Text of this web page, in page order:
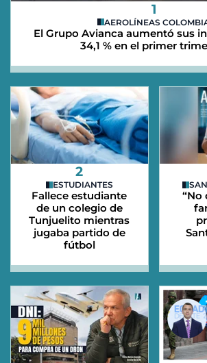
1
AEROLÍNEAS
El Grupo Avianca aumentó sus
34,1 % en el primer
2
ESTUDIANTES
Fallece estudiante
de un colegio de
Tunjuelito mientras
jugaba partido de
fútbol
“No